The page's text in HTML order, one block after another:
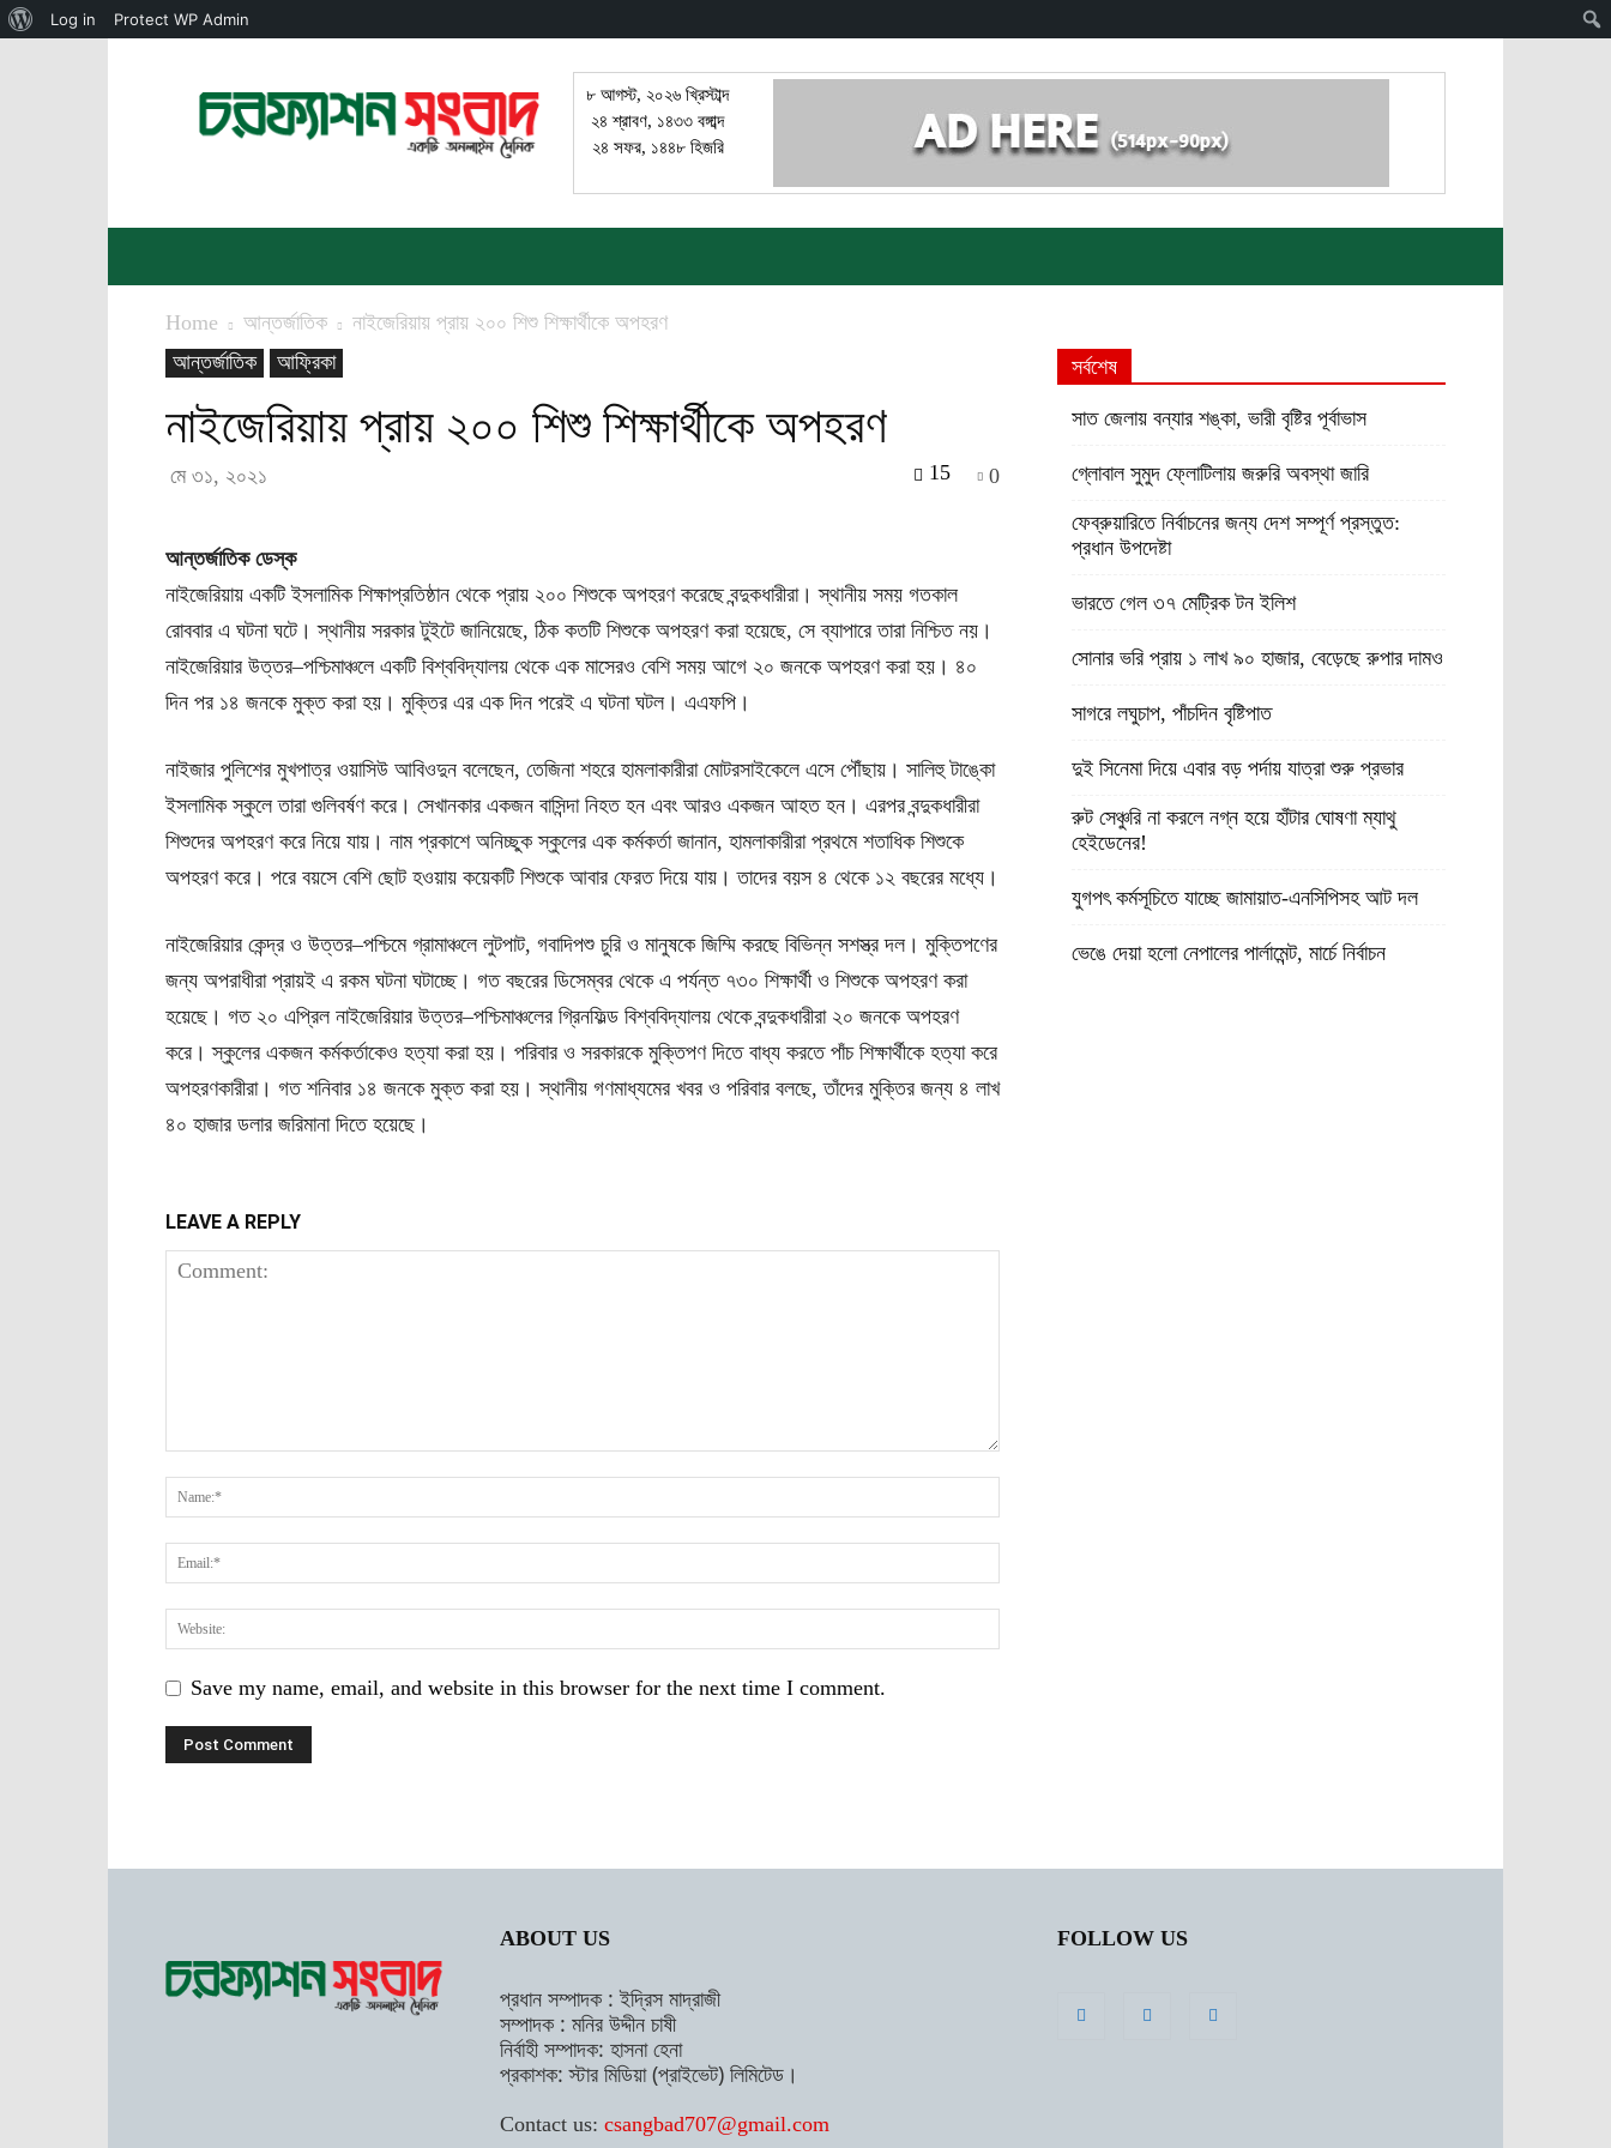
সংবাদ
৮ আগস্ট, ২০২৬ খ্রিস্টাব্দ
২৪ শ্রাবণ, ১৪৩৩ বঙ্গাব্দ
২৪ সফর, ১৪৪৮ হিজরি
Home আন্তর্জাতিক
নাইজেরিয়ায় প্রায় ২০০ শিশু শিক্ষার্থীকে অপহরণ
আন্তর্জাতিক
আফ্রিকা
নাইজেরিয়ায় প্রায় ২০০ শিশু শিক্ষার্থীকে অপহরণ
মে ৩১, ২০২১ 0
15
আন্তর্জাতিক ডেস্ক
নাইজেরিয়ায় একটি ইসলামিক শিক্ষাপ্রতিষ্ঠান থেকে প্রায় ২০০ শিশুকে অপহরণ করেছে বন্দুকধারীরা। স্থানীয় সময় গতকাল
রোববার এ ঘটনা ঘটে। স্থানীয় সরকার টুইটে জানিয়েছে, ঠিক কতটি শিশুকে অপহরণ করা হয়েছে, সে ব্যাপারে তারা নিশ্চিত নয়।
নাইজেরিয়ার উত্তর–পশ্চিমাঞ্চলে একটি বিশ্ববিদ্যালয় থেকে এক মাসেরও বেশি সময় আগে ২০ জনকে অপহরণ করা হয়। ৪০
দিন পর ১৪ জনকে মুক্ত করা হয়। মুক্তির এর এক দিন পরেই এ ঘটনা ঘটল। এএফপি।
নাইজার পুলিশের মুখপাত্র ওয়াসিউ আবিওদুন বলেছেন, তেজিনা শহরে হামলাকারীরা মোটরসাইকেলে এসে পৌঁছায়। সালিহু টাঙ্কো
ইসলামিক স্কুলে তারা গুলিবর্ষণ করে। সেখানকার একজন বাসিন্দা নিহত হন এবং আরও একজন আহত হন। এরপর বন্দুকধারীরা
শিশুদের অপহরণ করে নিয়ে যায়। নাম প্রকাশে অনিচ্ছুক স্কুলের এক কর্মকর্তা জানান, হামলাকারীরা প্রথমে শতাধিক শিশুকে
অপহরণ করে। পরে বয়সে বেশি ছোট হওয়ায় কয়েকটি শিশুকে আবার ফেরত দিয়ে যায়। তাদের বয়স ৪ থেকে ১২ বছরের মধ্যে।
নাইজেরিয়ার কেন্দ্র ও উত্তর–পশ্চিমে গ্রামাঞ্চলে লুটপাট, গবাদিপশু চুরি ও মানুষকে জিম্মি করছে বিভিন্ন সশস্ত্র দল। মুক্তিপণের
জন্য অপরাধীরা প্রায়ই এ রকম ঘটনা ঘটাচ্ছে। গত বছরের ডিসেম্বর থেকে এ পর্যন্ত ৭৩০ শিক্ষার্থী ও শিশুকে অপহরণ করা
হয়েছে। গত ২০ এপ্রিল নাইজেরিয়ার উত্তর–পশ্চিমাঞ্চলের গ্রিনফিল্ড বিশ্ববিদ্যালয় থেকে বন্দুকধারীরা ২০ জনকে অপহরণ
করে। স্কুলের একজন কর্মকর্তাকেও হত্যা করা হয়। পরিবার ও সরকারকে মুক্তিপণ দিতে বাধ্য করতে পাঁচ শিক্ষার্থীকে হত্যা করে
অপহরণকারীরা। গত শনিবার ১৪ জনকে মুক্ত করা হয়। স্থানীয় গণমাধ্যমের খবর ও পরিবার বলছে, তাঁদের মুক্তির জন্য ৪ লাখ
৪০ হাজার ডলার জরিমানা দিতে হয়েছে।
LEAVE A REPLY
Save my name, email, and website in this browser for the next time I comment.
সর্বশেষ
সাত জেলায় বন্যার শঙ্কা, ভারী বৃষ্টির পূর্বাভাস
গ্লোবাল সুমুদ ফ্লোটিলায় জরুরি অবস্থা জারি
ফেব্রুয়ারিতে নির্বাচনের জন্য দেশ সম্পূর্ণ প্রস্তুত:
প্রধান উপদেষ্টা
ভারতে গেল ৩৭ মেট্রিক টন ইলিশ
সোনার ভরি প্রায় ১ লাখ ৯০ হাজার, বেড়েছে রুপার দামও
সাগরে লঘুচাপ, পাঁচদিন বৃষ্টিপাত
দুই সিনেমা দিয়ে এবার বড় পর্দায় যাত্রা শুরু প্রভার
রুট সেঞ্চুরি না করলে নগ্ন হয়ে হাঁটার ঘোষণা ম্যাথু
হেইডেনের!
যুগপৎ কর্মসূচিতে যাচ্ছে জামায়াত-এনসিপিসহ আট দল
ভেঙে দেয়া হলো নেপালের পার্লামেন্ট, মার্চে নির্বাচন
ABOUT US
প্রধান সম্পাদক : ইদ্রিস মাদ্রাজী
সম্পাদক : মনির উদ্দীন চাষী
নির্বাহী সম্পাদক: হাসনা হেনা
প্রকাশক: স্টার মিডিয়া (প্রাইভেট) লিমিটেড।
Contact us: csangbad707@gmail.com
FOLLOW US
About
Log in Protect WP Admin